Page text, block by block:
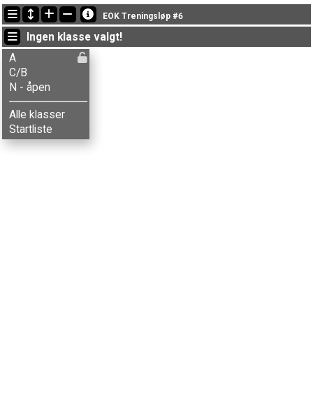
Siste oppdateringer
18:52:01: Tore Lindaas (C/B) kom i mål med tiden 42:58 (2)
18:46:52: Emilie H. Samuelsen (
18:46:24: Marianne Sveen (A) kom i mål med tiden 34:42 (3)
EOK Treningsløp #6
Ingen klasse valgt!
A
C/B
N - åpen
Alle klasser
Startliste